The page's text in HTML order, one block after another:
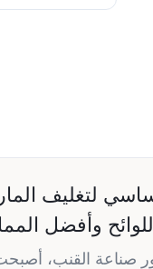
لتغليف
وأفضل
صناعة القنب،